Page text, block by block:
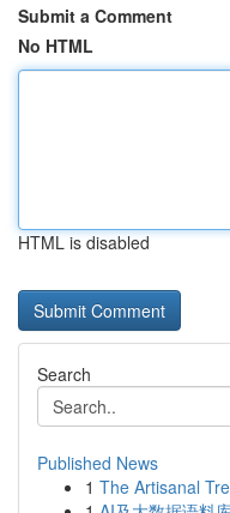
Submit a Comment
No HTML
HTML is disabled
Search
Published News
1 The Artisanal